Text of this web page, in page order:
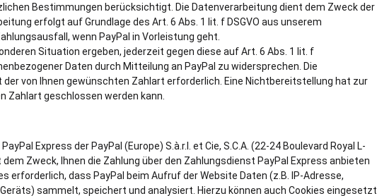
Bestimmungen berücksichtigt. Die Datenverarbeitung dient dem Zweck der
erfolgt auf Grundlage des Art. 6 Abs. 1 lit. f DSGVO aus unserem
wenn PayPal in Vorleistung geht.
Situation ergeben, jederzeit gegen diese auf Art. 6 Abs. 1 lit. f
Daten durch Mitteilung an PayPal zu widersprechen. Die
von Ihnen gewünschten Zahlart erforderlich. Eine Nichtbereitstellung hat zur
Zahlart geschlossen werden kann.
Express der PayPal (Europe) S.à.r.l. et Cie, S.C.A. (22-24 Boulevard Royal L-
Zweck, Ihnen die Zahlung über den Zahlungsdienst PayPal Express anbieten
erforderlich, dass PayPal beim Aufruf der Website Daten (z.B. IP-Adresse,
sammelt, speichert und analysiert. Hierzu können auch Cookies eingesetzt